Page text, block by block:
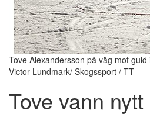
Tove Alexandersson på väg mot
Victor Lundmark/ Skogssport / TT
Tove vann